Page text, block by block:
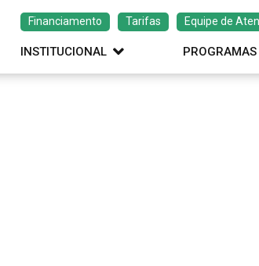
Financiamento Tarifas Equipe de
INSTITUCIONAL PROGRAMAS